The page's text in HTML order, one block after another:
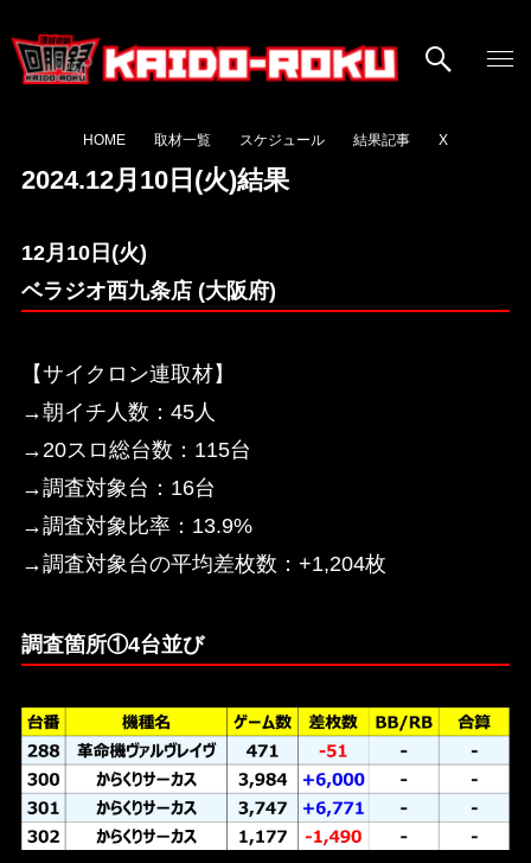
HOME 取材一覧 スケジュール 結果記事 X
2024.12月10日(火)結果
12月10日(火)
ベラジオ西九条店 (大阪府)
【サイクロン連取材】
→朝イチ人数：45人
→20スロ総台数：115台
→調査対象台：16台
→調査対象比率：13.9%
→調査対象台の平均差枚数：+1,204枚
調査箇所①4台並び